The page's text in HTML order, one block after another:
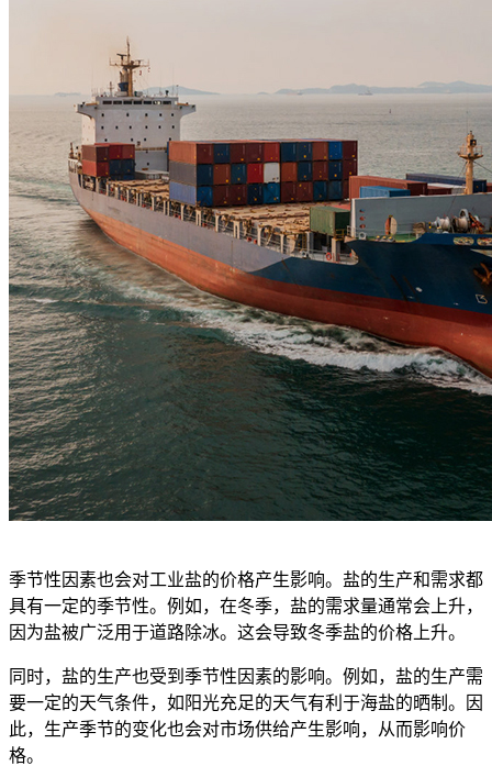
季节性因素也会对工业盐的价格产生影响。盐的生产和需求都
具有一定的季节性。例如，在冬季，盐的需求量通常会上升，
因为盐被广泛用于道路除冰。这会导致冬季盐的价格上升。
同时，盐的生产也受到季节性因素的影响。例如，盐的生产需
要一定的天气条件，如阳光充足的天气有利于海盐的晒制。因
此，生产季节的变化也会对市场供给产生影响，从而影响价
格。